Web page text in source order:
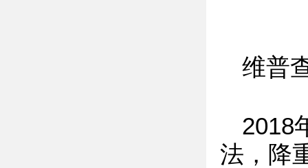
维普
2018
法，降